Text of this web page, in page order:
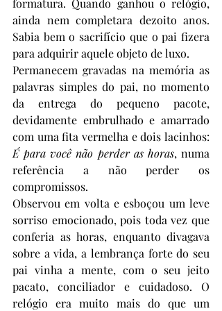
formatura. Quando ganhou o relógio,
ainda nem completara dezoito anos.
Sabia bem o sacrifício que o pai fizera
para adquirir aquele objeto de luxo.
Permanecem gravadas na memória as
palavras simples do pai, no momento
da entrega do pequeno pacote,
devidamente embrulhado e amarrado
É para você não perder as horas, numa
referência a não perder os
compromissos.
Observou em volta e esboçou um leve
sorriso emocionado, pois toda vez que
conferia as horas, enquanto divagava
sobre a vida, a lembrança forte do seu
pai vinha a mente, com o seu jeito
pacato, conciliador e cuidadoso. O
relógio era muito mais do que um